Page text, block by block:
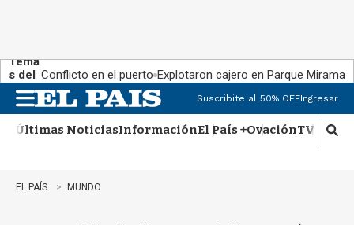
Tema
s del
día:
Conflicto en el puerto Explotaron cajero en Parque Miramar
n
u
Suscribite al 50% OFFIngresar
Últimas NoticiasInformaciónEl País +OvaciónTV Show
M
o
EL PAÍS MUNDO